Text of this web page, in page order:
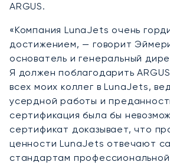
ARGUS.
«Компания LunaJets очень
достижением, — говорит
основатель и генеральный
Я должен поблагодарить
всех моих коллег в LunaJets,
усердной работы и
сертификация была бы
сертификат доказывает, что
ценности LunaJets отвечают
стандартам